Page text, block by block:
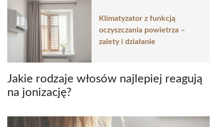
Klimatyzator z funkcją
oczyszczania powietrza –
zalety i działanie
Jakie rodzaje włosów najlepiej reagują
na jonizację?